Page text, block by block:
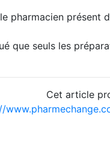
pharmacien
que seuls les
Cet article